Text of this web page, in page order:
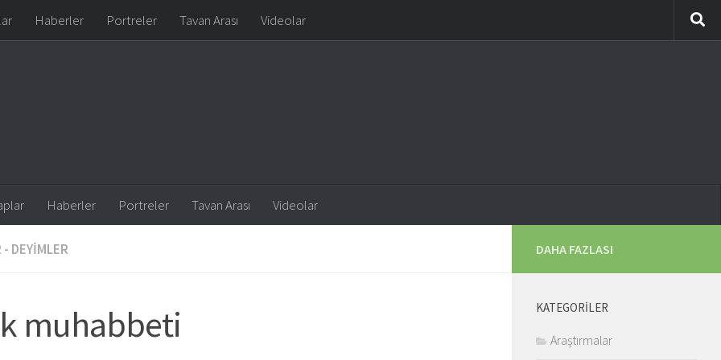
Haberler Portreler Tavan Arası Videolar
Haberler Portreler Tavan Arası Videolar
DEYIMLER
muhabbeti
DAHA FAZLASI
KATEGORILER
Araştırmalar